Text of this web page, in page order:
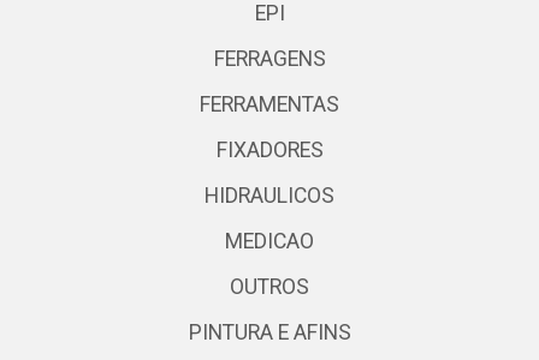
EPI
FERRAGENS
FERRAMENTAS
FIXADORES
HIDRAULICOS
MEDICAO
OUTROS
PINTURA E AFINS